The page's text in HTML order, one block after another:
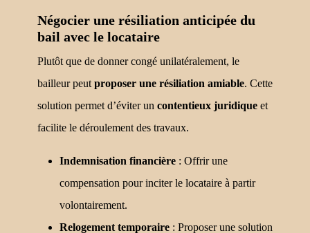
Négocier une résiliation anticipée du
bail avec le locataire
Plutôt que de donner congé unilatéralement, le
bailleur peut proposer une résiliation amiable. Cette
solution permet d’éviter un contentieux juridique et
facilite le déroulement des travaux.
Indemnisation financière : Offrir une
compensation pour inciter le locataire à partir
volontairement.
Relogement temporaire : Proposer une solution